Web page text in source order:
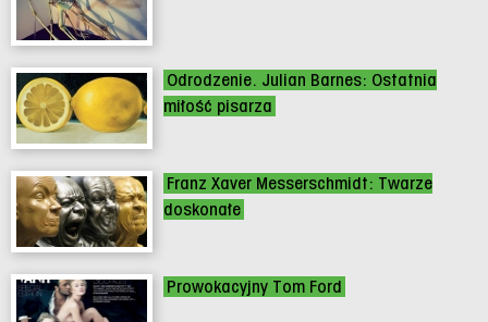
Odrodzenie. Julian Barnes: Ostatnia
miłość pisarza
Franz Xaver Messerschmidt: Twarze
doskonałe
Prowokacyjny Tom Ford